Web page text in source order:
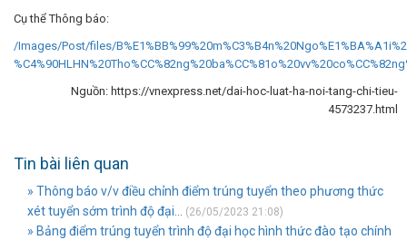
Cụ thể Thông báo:
/Images/Post/files/
Nguồn: https://vnexpress.net/dai-hoc-luat-ha-noi-tang-chi-tieu-
4573237.html
Tin bài liên quan
» Thông báo v/v điều chỉnh điểm trúng tuyển theo phương thức
xét tuyển sớm trình độ đại... (26/05/2023 21:08)
» Bảng điểm trúng tuyển trình độ đại học hình thức đào tạo chính